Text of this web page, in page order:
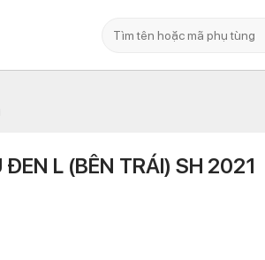
ĐEN L (BÊN TRÁI) SH 2021